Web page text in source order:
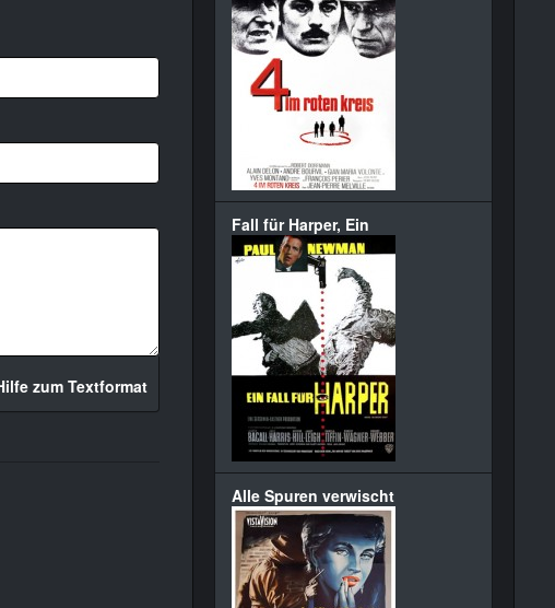
zum Textformat
Fall für Harper, Ein
Alle Spuren verwischt